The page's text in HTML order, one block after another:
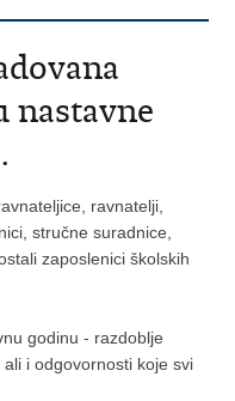
nastavne
ravnatelji,
stručne suradnice,
zaposlenici školskih
godinu - razdoblje
i odgovornosti koje svi